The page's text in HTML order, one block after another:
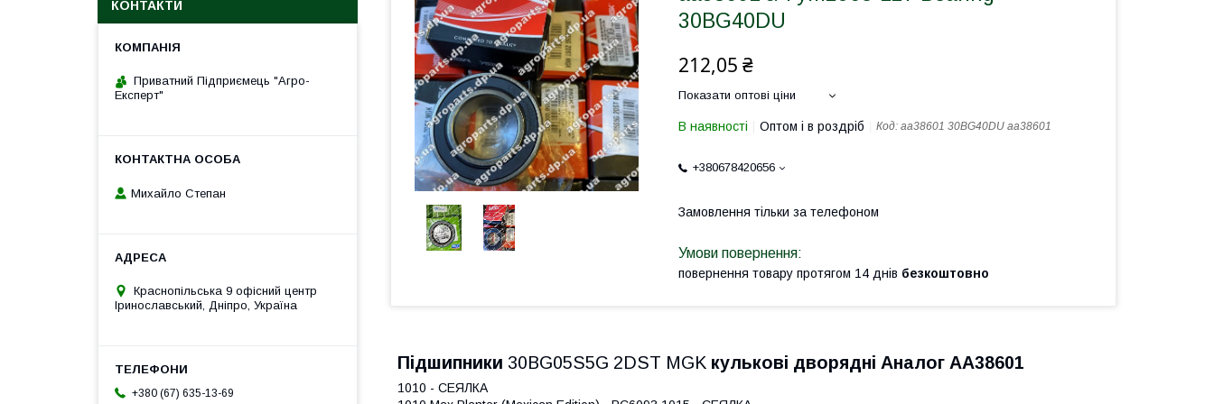
30BG40DU
212,05 ₴
Показати оптові ціни
В наявності Оптом і в роздріб Код: aa38601 30BG40DU аа38601
+380678420656
Замовлення тільки за телефоном
повернення товару протягом 14 днів безкоштовно
Підшипники 30BG05S5G 2DST MGK кулькові дворядні Аналог АА38601
1010 - СЕЯЛКА
КОНТАКТИ
Приватний Підприємець "Агро-
Експерт"
Михайло Степан
Краснопільська 9 офісний центр
Іринославський, Дніпро, Україна
+380 (67) 635-13-69